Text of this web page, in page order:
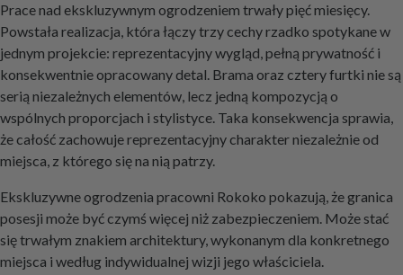
Prace nad ekskluzywnym ogrodzeniem trwały pięć miesięcy.
Powstała realizacja, która łączy trzy cechy rzadko spotykane w
jednym projekcie: reprezentacyjny wygląd, pełną prywatność i
konsekwentnie opracowany detal. Brama oraz cztery furtki nie są
serią niezależnych elementów, lecz jedną kompozycją o
wspólnych proporcjach i stylistyce. Taka konsekwencja sprawia,
że całość zachowuje reprezentacyjny charakter niezależnie od
miejsca, z którego się na nią patrzy.
Ekskluzywne ogrodzenia pracowni Rokoko pokazują, że granica
posesji może być czymś więcej niż zabezpieczeniem. Może stać
się trwałym znakiem architektury, wykonanym dla konkretnego
miejsca i według indywidualnej wizji jego właściciela.